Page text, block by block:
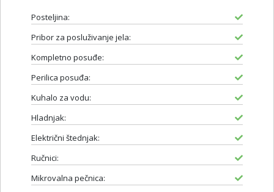
Posteljina:
Pribor za posluživanje jela:
Kompletno posuđe:
Perilica posuđa:
Kuhalo za vodu:
Hladnjak:
Električni štednjak:
Ručnici:
Mikrovalna pečnica: